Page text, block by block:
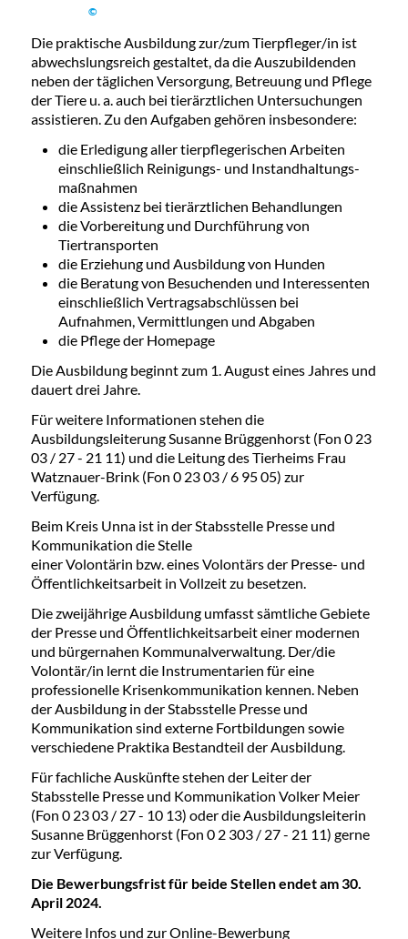
©
Die praktische Ausbildung zur/zum Tierpfleger/in ist
abwechslungsreich gestaltet, da die Auszubildenden
neben der täglichen Versorgung, Betreuung und Pflege
der Tiere u. a. auch bei tierärztlichen Untersuchungen
assistieren. Zu den Aufgaben gehören insbesondere:
die Erledigung aller tierpflegerischen Arbeiten
einschließlich Reinigungs- und Instandhaltungs-
maßnahmen
die Assistenz bei tierärztlichen Behandlungen
die Vorbereitung und Durchführung von
Tiertransporten
die Erziehung und Ausbildung von Hunden
die Beratung von Besuchenden und Interessenten
einschließlich Vertragsabschlüssen bei
Aufnahmen, Vermittlungen und Abgaben
die Pflege der Homepage
Die Ausbildung beginnt zum 1. August eines Jahres und
dauert drei Jahre.
Für weitere Informationen stehen die
Ausbildungsleiterung Susanne Brüggenhorst (Fon 0 23
03 / 27 - 21 11) und die Leitung des Tierheims Frau
Watznauer-Brink (Fon 0 23 03 / 6 95 05) zur
Verfügung.
Beim Kreis Unna ist in der Stabsstelle Presse und
Kommunikation die Stelle
einer Volontärin bzw. eines Volontärs der Presse- und
Öffentlichkeitsarbeit in Vollzeit zu besetzen.
Die zweijährige Ausbildung umfasst sämtliche Gebiete
der Presse und Öffentlichkeitsarbeit einer modernen
und bürgernahen Kommunalverwaltung. Der/die
Volontär/in lernt die Instrumentarien für eine
professionelle Krisenkommunikation kennen. Neben
der Ausbildung in der Stabsstelle Presse und
Kommunikation sind externe Fortbildungen sowie
verschiedene Praktika Bestandteil der Ausbildung.
Für fachliche Auskünfte stehen der Leiter der
Stabsstelle Presse und Kommunikation Volker Meier
(Fon 0 23 03 / 27 - 10 13) oder die Ausbildungsleiterin
Susanne Brüggenhorst (Fon 0 2 303 / 27 - 21 11) gerne
zur Verfügung.
Die Bewerbungsfrist für beide Stellen endet am 30.
April 2024.
Weitere Infos und zur Online-Bewerbung